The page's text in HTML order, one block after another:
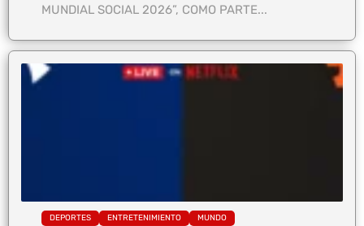
MUNDIAL SOCIAL 2026”, COMO PARTE...
DEPORTES ENTRETENIMIENTO MUNDO